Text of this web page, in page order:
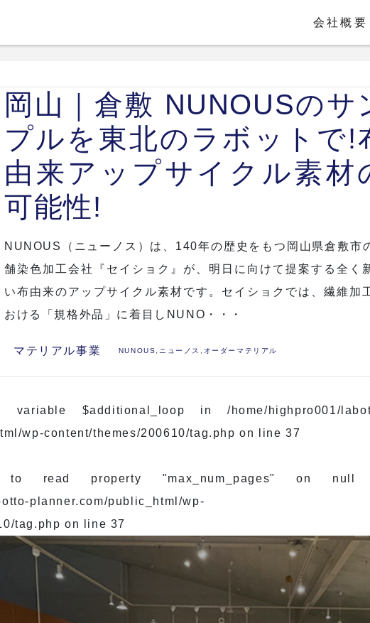
会社概要
岡山｜倉敷 NUNOUSのサ
プルを東北のラボットで!
由来アップサイクル素材
可能性!
NUNOUS（ニューノス）は、140年の歴史をもつ岡山県倉敷市
舗染色加工会社『セイショク』が、明日に向けて提案する全く
い布由来のアップサイクル素材です。セイショクでは、繊維加
おける「規格外品」に着目しNUNO・・・
マテリアル事業 NUNOUS ニューノス オーダーマテリアル
variable $additional_loop in /home/highpro001/
wp-content/themes/200610/tag.php on line37
read property "max_num_pages" on null
planner.com/public_html/wp-
tag.php on line 37